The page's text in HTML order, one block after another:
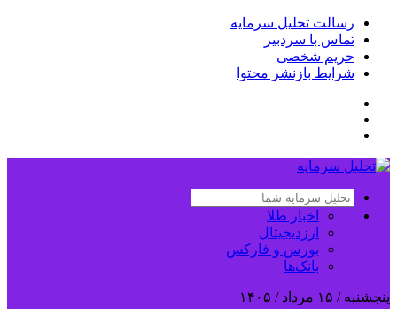
رسالت تحلیل سرمایه
تماس با سردبیر
حریم شخصی
شرایط بازنشر محتوا
اخبار طلا
ارزدیجیتال
بورس و فارکس
بانک‌ها
پنجشنبه / ۱۵ مرداد / ۱۴۰۵